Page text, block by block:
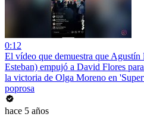
0:12
El vídeo que demuestra que Agustín
Esteban) empujó a David Flores
la victoria de Olga Moreno en
poprosa
hace 5 años